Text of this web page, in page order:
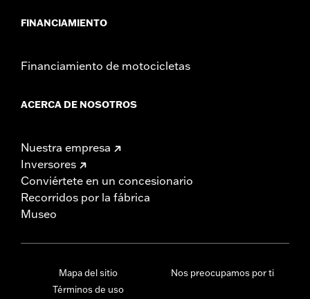
FINANCIAMIENTO
Financiamiento de motocicletas
ACERCA DE NOSOTROS
Nuestra empresa
Inversores
Conviértete en un concesionario
Recorridos por la fábrica
Museo
Mapa del sitio
Términos de uso
Nos preocupamos por ti